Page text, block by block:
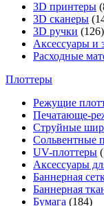
3D принтеры
3D сканеры
3D ручки (126)
Аксессуары и
Расходные
Плоттеры
Режущие
Печатающе-
Струйные
Сольвентные
UV-плоттеры
Аксессуары
Баннерная
Баннерная
Бумага (184)